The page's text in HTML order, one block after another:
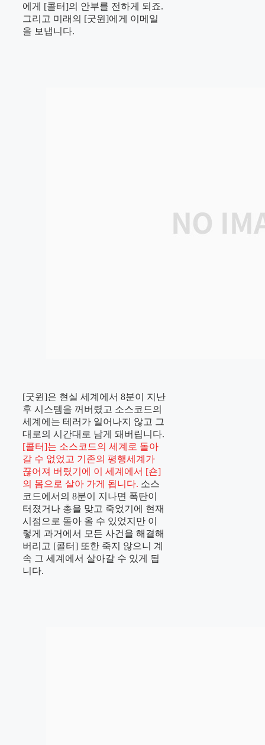
에게 [콜터]의 안부를 전하게 되죠.
그리고 미래의 [굿윈]에게 이메일
을 보냅니다.
[굿윈]은 현실 세계에서 8분이 지난
후 시스템을 꺼버렸고 소스코드의
세계에는 테러가 일어나지 않고 그
대로의 시간대로 남게 돼버립니다.
[콜터]는 소스코드의 세계로 돌아
갈 수 없었고 기존의 평행세계가
끊어져 버렸기에 이 세계에서 [숀]
의 몸으로 살아 가게 됩니다. 소스
코드에서의 8분이 지나면 폭탄이
터졌거나 총을 맞고 죽었기에 현재
시점으로 돌아 올 수 있었지만 이
렇게 과거에서 모든 사건을 해결해
버리고 [콜터] 또한 죽지 않으니 계
속 그 세계에서 살아갈 수 있게 됩
니다.